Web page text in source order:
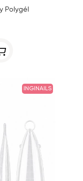
Polygél
INGINAILS